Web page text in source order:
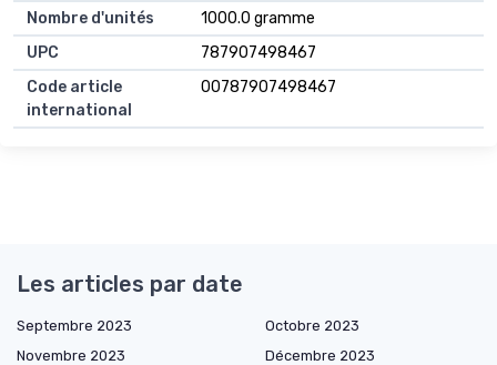
Nombre d'unités
1000.0 gramme
UPC
787907498467
Code article
international
00787907498467
Les articles par date
Septembre 2023
Octobre 2023
Novembre 2023
Décembre 2023